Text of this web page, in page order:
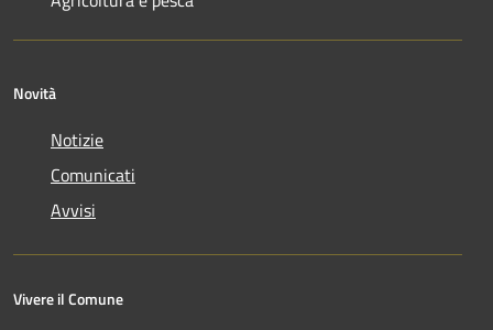
Novità
Notizie
Comunicati
Avvisi
Vivere il Comune